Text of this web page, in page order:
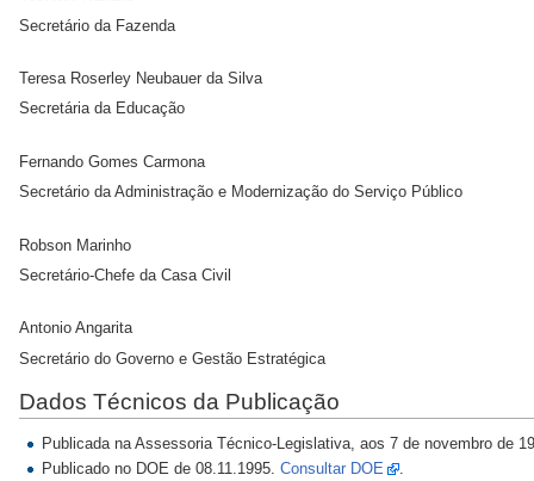
Secretário da Fazenda
Teresa Roserley Neubauer da Silva
Secretária da Educação
Fernando Gomes Carmona
Secretário da Administração e Modernização do Serviço Público
Robson Marinho
Secretário-Chefe da Casa Civil
Antonio Angarita
Secretário do Governo e Gestão Estratégica
Dados Técnicos da Publicação
Publicada na Assessoria Técnico-Legislativa, aos 7 de novembro de
Publicado no DOE de 08.11.1995.Consultar DOE